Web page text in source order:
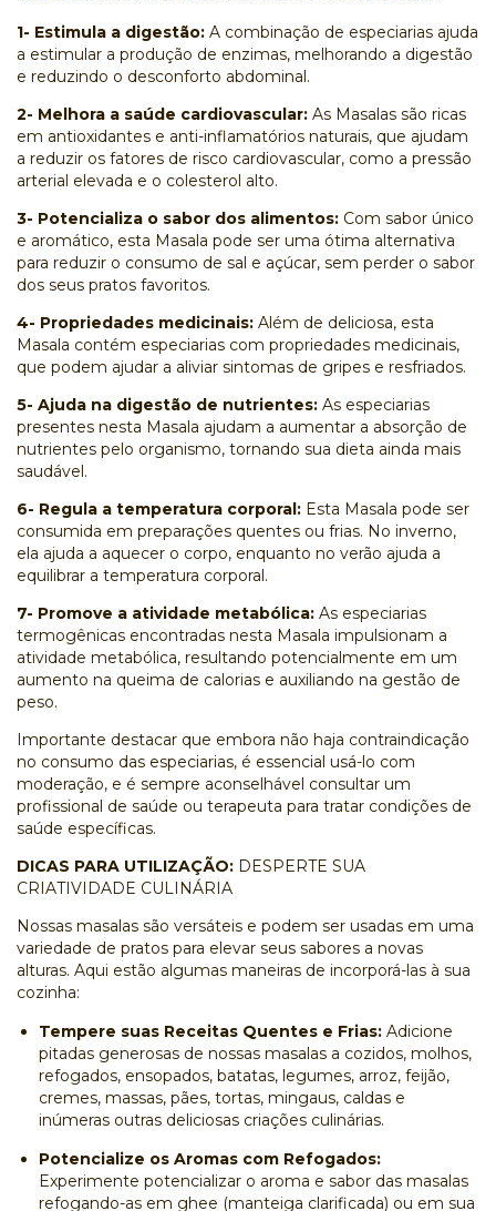
1- Estimula a digestão: A combinação de especiarias ajuda
a estimular a produção de enzimas, melhorando a digestão
e reduzindo o desconforto abdominal.
2- Melhora a saúde cardiovascular: As Masalas são ricas
em antioxidantes e anti-inflamatórios naturais, que ajudam
a reduzir os fatores de risco cardiovascular, como a pressão
arterial elevada e o colesterol alto.
3- Potencializa o sabor dos alimentos: Com sabor único
e aromático, esta Masala pode ser uma ótima alternativa
para reduzir o consumo de sal e açúcar, sem perder o sabor
dos seus pratos favoritos.
4- Propriedades medicinais: Além de deliciosa, esta
Masala contém especiarias com propriedades medicinais,
que podem ajudar a aliviar sintomas de gripes e resfriados.
5- Ajuda na digestão de nutrientes: As especiarias
presentes nesta Masala ajudam a aumentar a absorção de
nutrientes pelo organismo, tornando sua dieta ainda mais
saudável.
6- Regula a temperatura corporal: Esta Masala pode ser
consumida em preparações quentes ou frias. No inverno,
ela ajuda a aquecer o corpo, enquanto no verão ajuda a
equilibrar a temperatura corporal.
7- Promove a atividade metabólica: As especiarias
termogênicas encontradas nesta Masala impulsionam a
atividade metabólica, resultando potencialmente em um
aumento na queima de calorias e auxiliando na gestão de
peso.
Importante destacar que embora não haja contraindicação
no consumo das especiarias, é essencial usá-lo com
moderação, e é sempre aconselhável consultar um
profissional de saúde ou terapeuta para tratar condições de
saúde específicas.
DICAS PARA UTILIZAÇÃO: DESPERTE SUA
CRIATIVIDADE CULINÁRIA
Nossas masalas são versáteis e podem ser usadas em uma
variedade de pratos para elevar seus sabores a novas
alturas. Aqui estão algumas maneiras de incorporá-las à sua
cozinha:
Tempere suas Receitas Quentes e Frias: Adicione
pitadas generosas de nossas masalas a cozidos, molhos,
refogados, ensopados, batatas, legumes, arroz, feijão,
cremes, massas, pães, tortas, mingaus, caldas e
inúmeras outras deliciosas criações culinárias.
Potencialize os Aromas com Refogados:
Experimente potencializar o aroma e sabor das masalas
refogando-as em ghee (manteiga clarificada) ou em sua